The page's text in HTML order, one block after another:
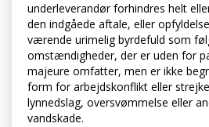
underleverandør forhindres helt
den indgåede aftale, eller
værende urimelig byrdefuld som
omstændigheder, der er uden for
majeure omfatter, men er ikke
form for arbejdskonflikt eller
lynnedslag, oversvømmelse eller
vandskade.